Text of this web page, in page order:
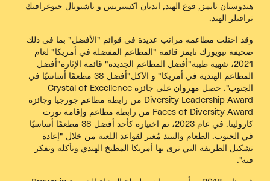
هندوستان تايمز , فوغ الهند, انديان اكسبريس و ناشيونال جيوغرافيك
ترافيلر الهند.
وقد احتلت مطاعمه مراتب عديدة في قوائم "الأفضل" بما في ذلك
صحيفة نيويورك تايمز قائمة "المطاعم المفضلة في أمريكا" لعام
2021، شهية طيبة"أفضل المطاعم الجديدة" قائمة الإثارة"أفضل
المطاعم الهندية في أمريكا" و الآكل
"أفضل 38 مطعمًا أساسيًا في
الجنوب". حصل مهروان على جائزة Crystal of Excellence
Diversity Leadership Award من رابطة مطاعم جورجيا وجائزة
Faces of Diversity Award من رابطة مطاعم وإقامة نورث
كارولينا. في عام 2023، تم اختياره كأحد أفضل 38 مطعمًا أساسيًا
في الجنوب. الطعام والنبيذ مُغير لقواعد اللعبة من خلال "إعادة
تشكيل الطريقة التي ترى بها أمريكا المطبخ الهندي وتأكله وتفكر
فيه".